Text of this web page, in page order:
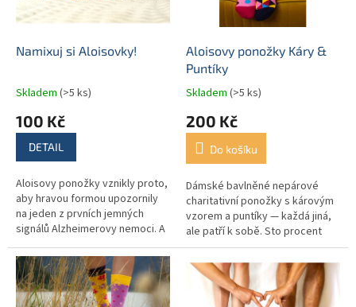
Namixuj si Aloisovky!
Skladem (>5 ks)
100 Kč
DETAIL
Aloisovy ponožky vznikly proto,
aby hravou formou upozornily
na jeden z prvních jemných
signálů Alzheimerovy nemoci. A
protože každý z nás někdy
potřebuje mít věci po svém,...
Aloisovy ponožky Káry &
Puntíky
Skladem (>5 ks)
200 Kč
Do košíku
Dámské bavlněné nepárové
charitativní ponožky s károvým
vzorem a puntíky — každá jiná,
ale patří k sobě. Sto procent
výtěžku pomáhá rodinám, do
jejichž života vstoupila...